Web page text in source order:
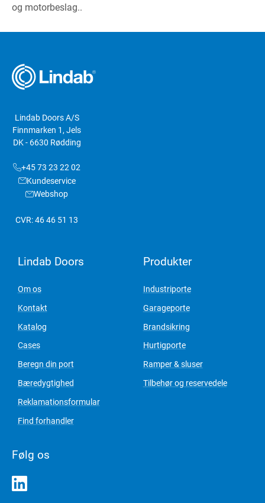
og motorbeslag..
Lindab Doors A/S
Finnmarken 1, Jels
DK - 6630 Rødding
+45 73 23 22 02
Kundeservice
Webshop
CVR: 46 46 51 13
Lindab Doors
Om os
Kontakt
Katalog
Cases
Beregn din port
Bæredygtighed
Reklamationsformular
Find forhandler
Produkter
Industriporte
Garageporte
Brandsikring
Hurtigporte
Ramper & sluser
Tilbehør og reservedele
Følg os